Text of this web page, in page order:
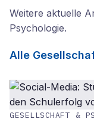
Weitere aktuelle
Psychologie.
Alle
GESELLSCHAFT &